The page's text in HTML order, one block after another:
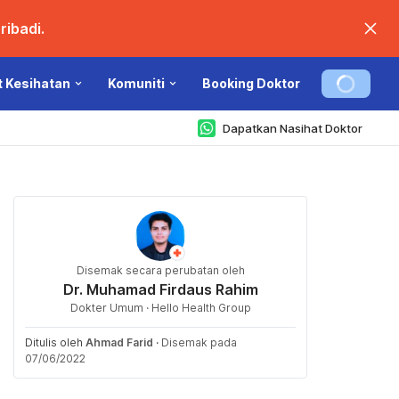
Kesihatan Komuniti Booking Doktor
Dapatkan Nasihat Doktor
Disemak secara perubatan oleh
Dr. Muhamad Firdaus Rahim
Dokter Umum · Hello Health Group
Ditulis oleh Ahmad Farid · Disemak pada
07/06/2022